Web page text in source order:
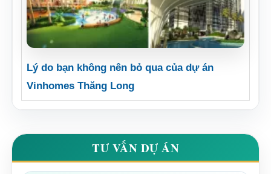
Lý do bạn không nên bỏ qua của dự án
Vinhomes Thăng Long
TƯ VẤN DỰ ÁN